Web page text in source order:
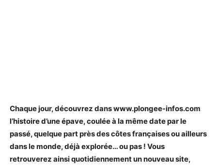
Chaque jour, découvrez dans www.plongee-infos.com
l’histoire d’une épave, coulée à la même date par le
passé, quelque part près des côtes françaises ou ailleurs
dans le monde, déjà explorée… ou pas ! Vous
retrouverez ainsi quotidiennement un nouveau site,